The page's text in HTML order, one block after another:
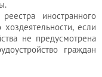
иностранного
если
не предусмотрена
граждан